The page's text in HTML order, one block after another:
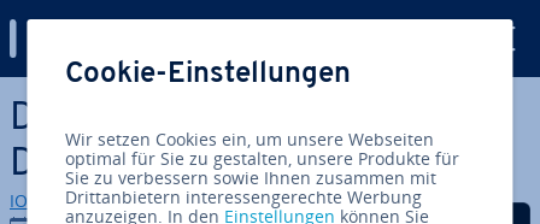
Zum Haupt­in­halt springen
Die besten Woo­Com­mer­ce-
Drop­ship­ping-Plugins
IONOS Redaktion
Cookie-Einstellungen
Wir setzen Cookies ein, um unsere Webseiten
optimal für Sie zu gestalten, unsere Produkte für
Sie zu verbessern sowie Ihnen zusammen mit
Drittanbietern interessengerechte Werbung
anzuzeigen. In den Einstellungen können Sie